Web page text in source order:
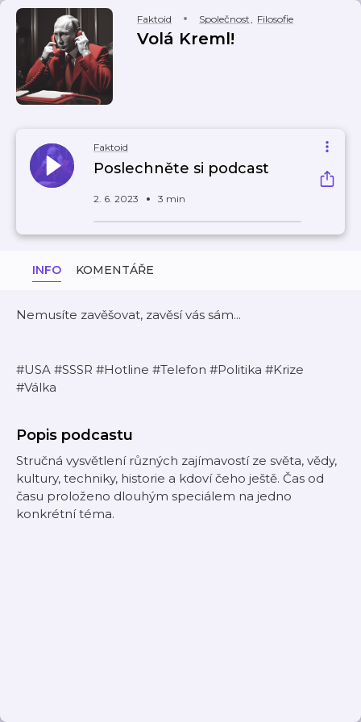
Faktoid Společnost, Filosofie
Volá Kreml!
Faktoid
Poslechněte si podcast
2. 6. 2023 3 min
INFO KOMENTÁŘE
Nemusíte zavěšovat, zavěsí vás sám...
#USA #SSSR #Hotline #Telefon #Politika #Krize
#Válka
Popis podcastu
Stručná vysvětlení různých zajímavostí ze světa, vědy,
kultury, techniky, historie a kdoví čeho ještě. Čas od
času proloženo dlouhým speciálem na jedno
konkrétní téma.